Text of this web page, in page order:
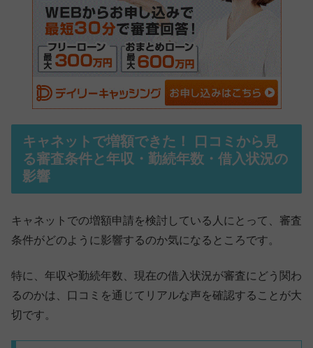
キャネットで増額できた！ 口コミから見
る審査条件と年収・勤続年数・借入状況の
影響
キャネットでの増額申請を検討している人にとって、審査
条件がどのように影響するのか気になるところです。
特に、年収や勤続年数、現在の借入状況が審査にどう関わ
るのかは、口コミを通じてリアルな声を確認することが大
切です。